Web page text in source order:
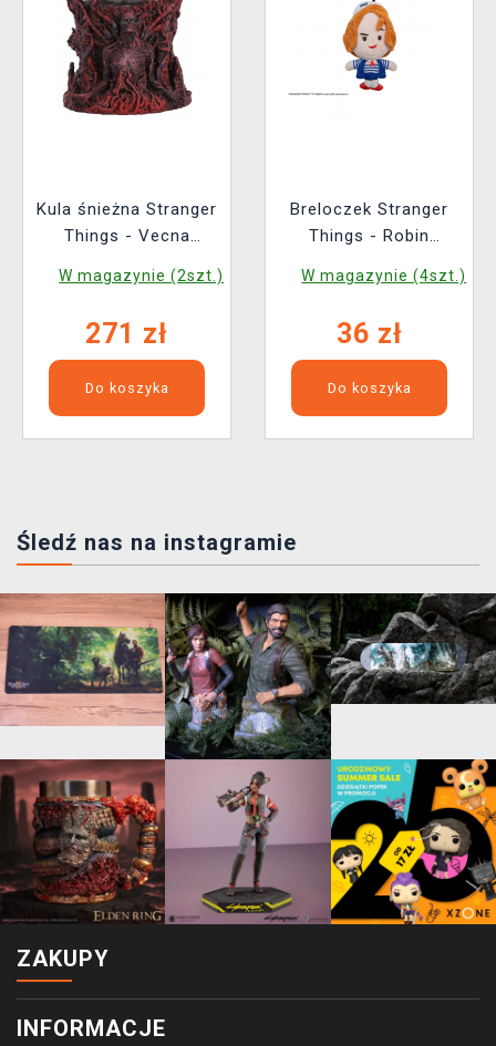
Kula śnieżna Stranger
Things - Vecna
W magazynie (2szt.)
271 zł
Do koszyka
Breloczek Stranger
Things - Robin
W magazynie (4szt.)
36 zł
Do koszyka
Śledź nas na instagramie
ZAKUPY
INFORMACJE